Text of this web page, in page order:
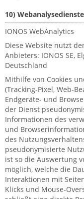
10) Webanalysedienste
IONOS WebAnalytics
Diese Website nutzt
Anbieters: IONOS SE,
Deutschland
Mithilfe von Cookies
(Tracking-Pixel, Web-
Endgeräte- und
der Dienst
Informationen des
und
des
pseudonymisierte
ist so die Auswertung
möglich, welche die
Interaktionen mit
Klicks und Mouse-